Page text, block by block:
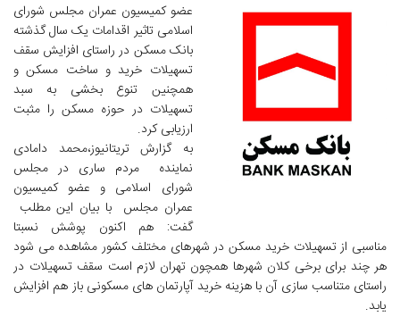
عضو کمیسیون عمران مجلس شورای
اسلامی تاثیر اقدامات یک سال گذشته
بانک مسکن در راستای افزایش سقف
تسهیلات خرید و ساخت مسکن و
همچنین تنوع بخشی به سبد
تسهیلات در حوزه مسکن را مثبت
ارزیابی کرد.
به گزارش تریتانیوز،محمد دامادی
نماینده مردم ساری در مجلس
شورای اسلامی و عضو کمیسیون
عمران مجلس با بیان این مطلب
گفت: هم اکنون پوشش نسبتا
مناسبی از تسهیلات خرید مسکن در شهرهای مختلف کشور مشاهده می شود
هر چند برای برخی کلان شهرها همچون تهران لازم است سقف تسهیلات در
راستای متناسب سازی آن با هزینه خرید آپارتمان ­های مسکونی باز هم افزایش
یابد.